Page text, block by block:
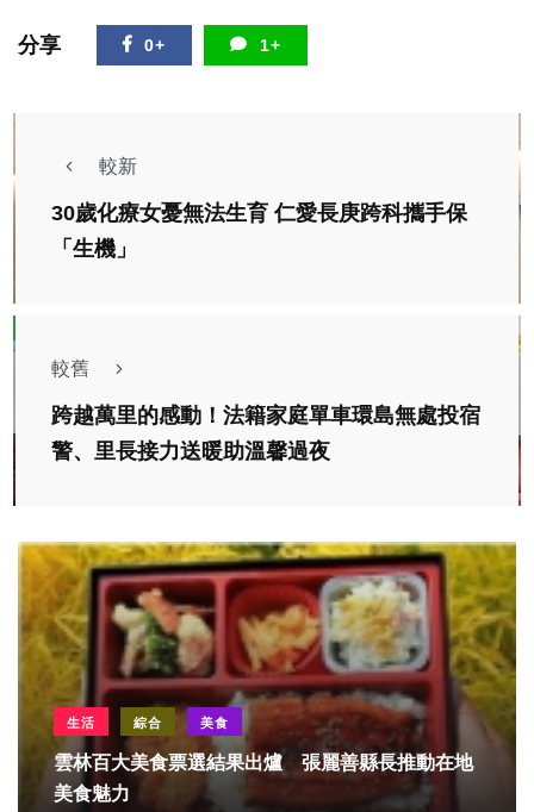
分享 0+ 1+
較新
30歲化療女憂無法生育 仁愛長庚跨科攜手保
「生機」
較舊
跨越萬里的感動！法籍家庭單車環島無處投宿
警、里長接力送暖助溫馨過夜
生活 綜合 美食
雲林百大美食票選結果出爐 張麗善縣長推動在地
美食魅力